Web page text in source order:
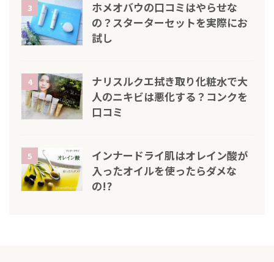
3
ホメオバウの口コミはやらせな
の？スターターセットを実際にお
試し
4
ナリスルクエ拭き取り化粧水で大
人のニキビは悪化する？コンクを
口コミ
5
インナードライ肌はオレイン酸が
入ったオイルを使ったらダメな
の!?